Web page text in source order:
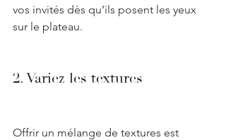
vos invités dès qu’ils posent les yeux
sur le plateau.
2. Variez les textures
Offrir un mélange de textures est